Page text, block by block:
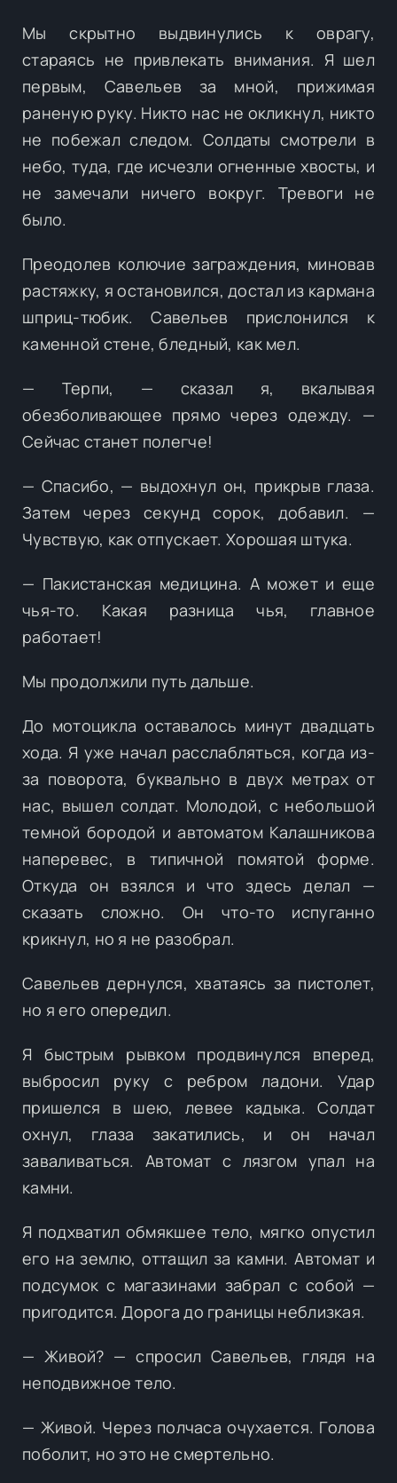
Мы скрытно выдвинулись к оврагу,
стараясь не привлекать внимания. Я шел
первым, Савельев за мной, прижимая
раненую руку. Никто нас не окликнул, никто
не побежал следом. Солдаты смотрели в
небо, туда, где исчезли огненные хвосты, и
не замечали ничего вокруг. Тревоги не
было.
Преодолев колючие заграждения, миновав
растяжку, я остановился, достал из кармана
шприц-тюбик. Савельев прислонился к
каменной стене, бледный, как мел.
— Терпи, — сказал я, вкалывая
обезболивающее прямо через одежду. —
Сейчас станет полегче!
— Спасибо, — выдохнул он, прикрыв глаза.
Затем через секунд сорок, добавил. —
Чувствую, как отпускает. Хорошая штука.
— Пакистанская медицина. А может и еще
чья-то. Какая разница чья, главное
работает!
Мы продолжили путь дальше.
До мотоцикла оставалось минут двадцать
хода. Я уже начал расслабляться, когда из-
за поворота, буквально в двух метрах от
нас, вышел солдат. Молодой, с небольшой
темной бородой и автоматом Калашникова
наперевес, в типичной помятой форме.
Откуда он взялся и что здесь делал —
сказать сложно. Он что-то испуганно
крикнул, но я не разобрал.
Савельев дернулся, хватаясь за пистолет,
но я его опередил.
Я быстрым рывком продвинулся вперед,
выбросил руку с ребром ладони. Удар
пришелся в шею, левее кадыка. Солдат
охнул, глаза закатились, и он начал
заваливаться. Автомат с лязгом упал на
камни.
Я подхватил обмякшее тело, мягко опустил
его на землю, оттащил за камни. Автомат и
подсумок с магазинами забрал с собой —
пригодится. Дорога до границы неблизкая.
— Живой? — спросил Савельев, глядя на
неподвижное тело.
— Живой. Через полчаса очухается. Голова
поболит, но это не смертельно.